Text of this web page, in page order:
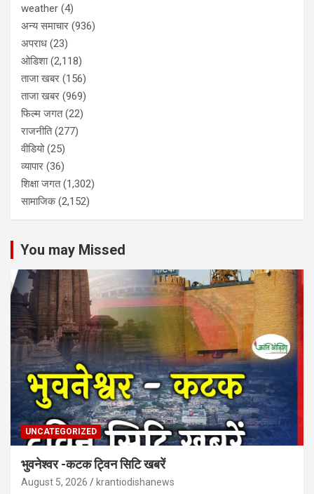
weather (4)
अन्य समाचार (936)
अपराध (23)
ओडिशा(2,118)
ताजा खबर (156)
ताजा खबर (969)
फिल्म जगत(22)
राजनीति(277)
वीडियो(25)
व्यापार (36)
शिक्षा जगत(1,302)
सामाजिक(2,152)
You may Missed
UNCATEGORIZED
भुवनेश्वर -कटक ट्विन सिटि खबरें
August 5, 2026 krantiodishanews